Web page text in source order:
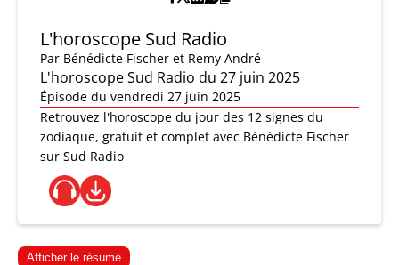
L'horoscope Sud Radio
Par Bénédicte Fischer et Remy André
L'horoscope Sud Radio du 27 juin 2025
Épisode du vendredi 27 juin 2025
Retrouvez l'horoscope du jour des 12 signes du
zodiaque, gratuit et complet avec Bénédicte Fischer
sur Sud Radio
Afficher le résumé